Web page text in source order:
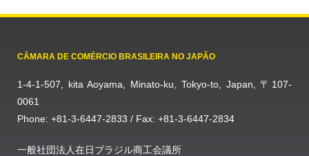
CÂMARA DE COMÉRCIO BRASILEIRA NO JAPÃO
1-4-1-507, kita Aoyama, Minato-ku, Tokyo-to, Japan, 〒107-
0061
Phone: +81-3-6447-2833 / Fax: +81-3-6447-2834
一般社団法人在日ブラジル商工会議所